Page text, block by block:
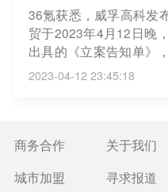
36氪获悉，威孚高科发
贸于2023年4月12日晚
出具的《立案告知单》
骗一案，符合刑事案
日，威孚国贸向客户
分应收类款项不一致
孚国贸部分应收类款项
2023-04-12 23:45:18
商务合作 关于我们
城市加盟
寻求报道